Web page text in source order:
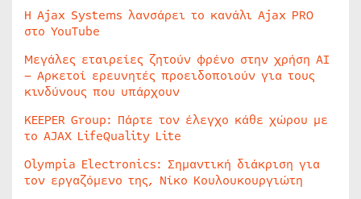
Η Ajax Systems λανσάρει το κανάλι Ajax PRO
στο YouTube
Μεγάλες εταιρείες ζητούν φρένο στην χρήση AI
– Αρκετοί ερευνητές προειδοποιούν για τους
κινδύνους που υπάρχουν
KEEPER Group: Πάρτε τον έλεγχο κάθε χώρου με
το AJAX LifeQuality Lite
Olympia Electronics: Σημαντική διάκριση για
τον εργαζόμενο της, Νίκο Κουλουκουργιώτη